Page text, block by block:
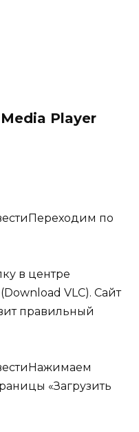
Player
Переходим по
в центре
VLC). Сайт
правильный
Нажимаем
«Загрузить